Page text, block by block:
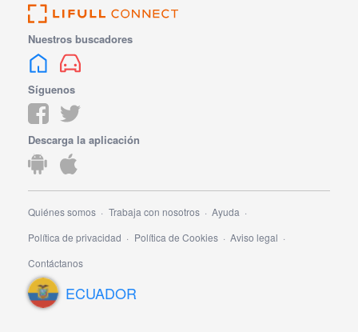
Nuestros buscadores
Síguenos
Descarga la aplicación
Quiénes somos Trabaja con nosotros
Ayuda
Política de privacidad
Política de Cookies
Aviso legal
Contáctanos
ECUADOR